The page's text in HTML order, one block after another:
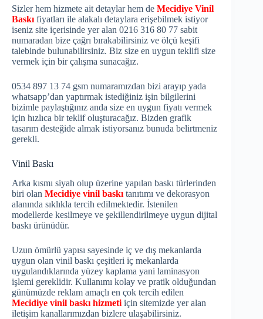
Sizler hem hizmete ait detaylar hem de Mecidiye Vinil
Baskı fiyatları ile alakalı detaylara erişebilmek istiyor
iseniz site içerisinde yer alan 0216 316 80 77 sabit
numaradan bize çağrı bırakabilirsiniz ve ölçü keşifi
talebinde bulunabilirsiniz. Biz size en uygun teklifi size
vermek için bir çalışma sunacağız.
0534 897 13 74 gsm numaramızdan bizi arayıp yada
whatsapp’dan yaptırmak istediğiniz işin bilgilerini
bizimle paylaştığınız anda size en uygun fiyatı vermek
için hızlıca bir teklif oluşturacağız. Bizden grafik
tasarım desteğide almak istiyorsanız bunuda belirtmeniz
gerekli.
Vinil Baskı
Arka kısmı siyah olup üzerine yapılan baskı türlerinden
biri olan Mecidiye vinil baskı tanıtımı ve dekorasyon
alanında sıklıkla tercih edilmektedir. İstenilen
modellerde kesilmeye ve şekillendirilmeye uygun dijital
baskı ürünüdür.
Uzun ömürlü yapısı sayesinde iç ve dış mekanlarda
uygun olan vinil baskı çeşitleri iç mekanlarda
uygulandıklarında yüzey kaplama yani laminasyon
işlemi gereklidir. Kullanımı kolay ve pratik olduğundan
günümüzde reklam amaçlı en çok tercih edilen
Mecidiye vinil baskı hizmeti için sitemizde yer alan
iletişim kanallarımızdan bizlere ulaşabilirsiniz.